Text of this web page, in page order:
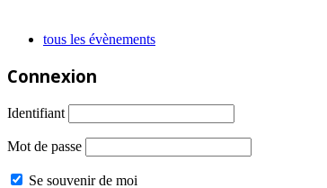
tous les évènements
Connexion
Identifiant
Mot de passe
Se souvenir de moi